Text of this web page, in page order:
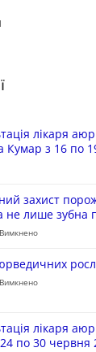
лікаря
Кумар з 16 по
захист
не лише зубна
лікаря
по 30 червня